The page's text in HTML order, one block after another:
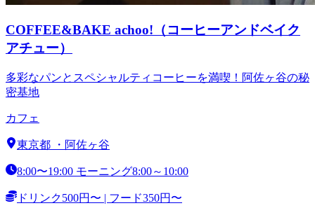
COFFEE&BAKE achoo!（コーヒーアンドベイク
アチュー）
多彩なパンとスペシャルティコーヒーを満喫！阿佐ヶ谷の秘
密基地
カフェ
東京都 ・ 阿佐ヶ谷
8:00〜19:00 モーニング8:00～10:00
ドリンク500円〜 | フード350円〜